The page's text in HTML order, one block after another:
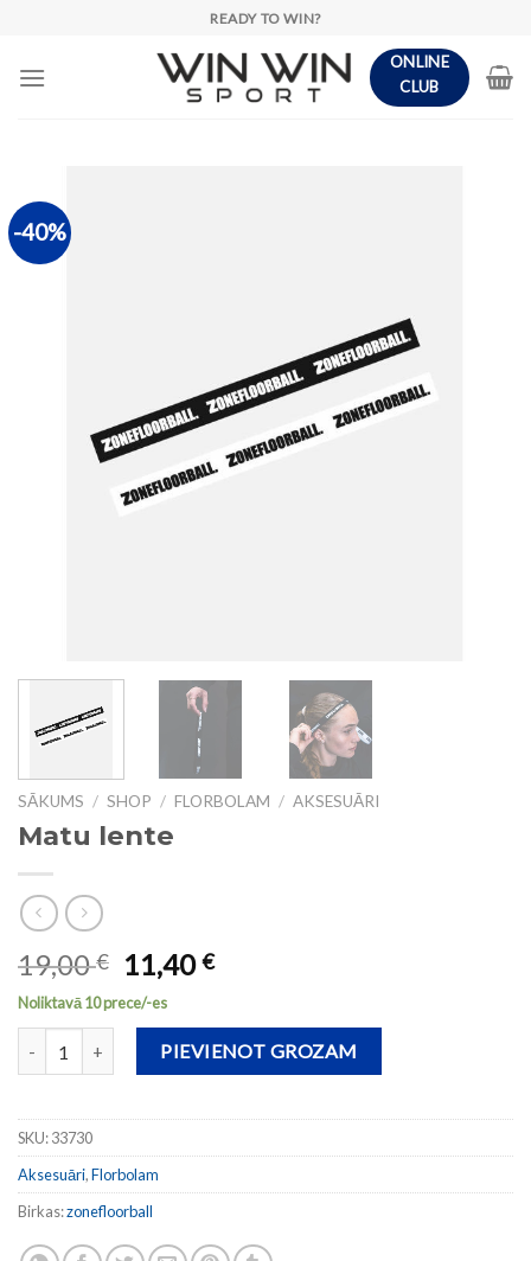
content
READY TO WIN?
ONLINE
CLUB
-40%
SĀKUMS / SHOP / FLORBOLAM / AKSESUĀRI
Matu lente
19,00€ 11,40€
Noliktavā 10 prece/-es
Matu lente daudzumsPIEVIENOT GROZAM
SKU:33730
Aksesuāri,Florbolam
Birkas:zonefloorball